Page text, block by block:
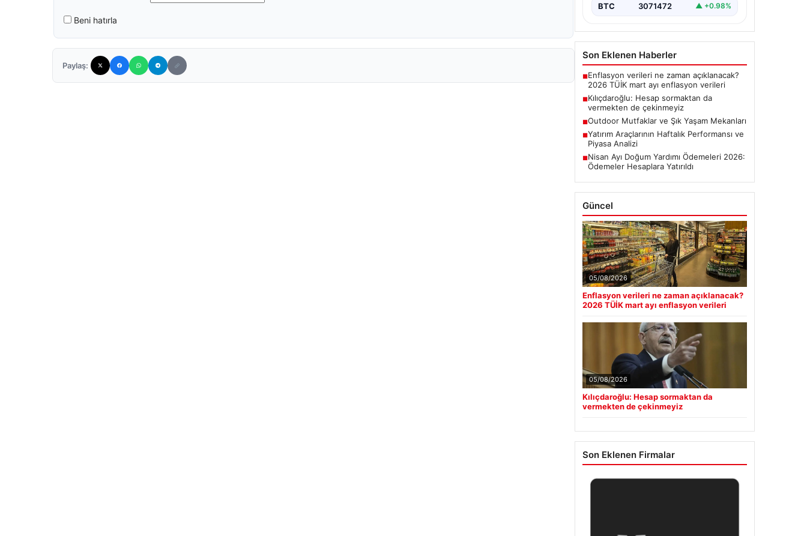
Beni hatırla
Paylaş:
BTC 3071472 ▲ +0.98%
Son Eklenen Haberler
■Enflasyon verileri ne zaman açıklanacak?
2026 TÜİK mart ayı enflasyon verileri
■Kılıçdaroğlu: Hesap sormaktan da
vermekten de çekinmeyiz
■Outdoor Mutfaklar ve Şık Yaşam Mekanları
■Yatırım Araçlarının Haftalık Performansı ve
Piyasa Analizi
■Nisan Ayı Doğum Yardımı Ödemeleri 2026:
Ödemeler Hesaplara Yatırıldı
Güncel
05/08/2026
Enflasyon verileri ne zaman açıklanacak?
2026 TÜİK mart ayı enflasyon verileri
05/08/2026
Kılıçdaroğlu: Hesap sormaktan da
vermekten de çekinmeyiz
Son Eklenen Firmalar